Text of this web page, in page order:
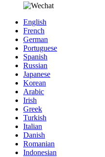
English
French
German
Portuguese
Spanish
Russian
Japanese
Korean
Arabic
Irish
Greek
Turkish
Italian
Danish
Romanian
Indonesian